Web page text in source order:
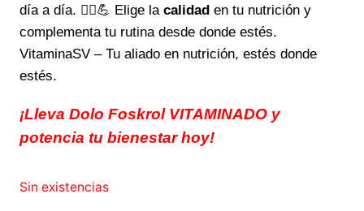
$35.00.$29.99.
día a día. 🏃‍♂️💪 Elige la calidad en tu nutrición y
complementa tu rutina desde donde estés.
VitaminaSV – Tu aliado en nutrición, estés donde
estés.
¡Lleva Dolo Foskrol VITAMINADO y
potencia tu bienestar hoy!
Sin existencias